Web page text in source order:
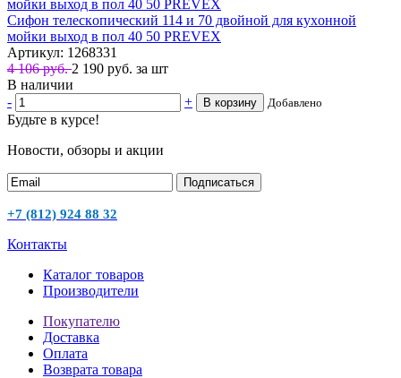
Сифoн тeлeскoпичeский 114 и 70 двойной для кyхoннoй
мoйки выход в пол 40 50 PREVEX
Артикул: 1268331
4 106 руб.2 190 руб. за шт
В наличии
-
+ В корзину Добавлено
Будьте в курсе!
Новости, обзоры и акции
Подписаться
+7 (812) 924 88 32
Контакты
Каталог товаров
Производители
Покупателю
Доставка
Оплата
Возврата товара